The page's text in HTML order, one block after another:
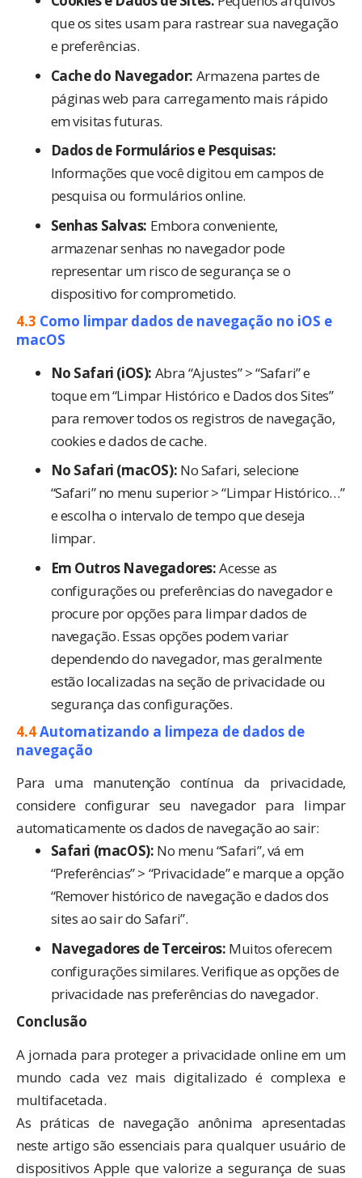
que os sites usam para rastrear sua navegação
e preferências.
Cache do Navegador: Armazena partes de
páginas web para carregamento mais rápido
em visitas futuras.
Dados de Formulários e Pesquisas:
Informações que você digitou em campos de
pesquisa ou formulários online.
Senhas Salvas: Embora conveniente,
armazenar senhas no navegador pode
representar um risco de segurança se o
dispositivo for comprometido.
4.3 Como limpar dados de navegação no iOS e
macOS
No Safari (iOS): Abra “Ajustes” > “Safari” e
toque em “Limpar Histórico e Dados dos Sites”
para remover todos os registros de navegação,
cookies e dados de cache.
No Safari (macOS): No Safari, selecione
“Safari” no menu superior > “Limpar Histórico…”
e escolha o intervalo de tempo que deseja
limpar.
Em Outros Navegadores:Acesse as
configurações ou preferências do navegador e
procure por opções para limpar dados de
navegação. Essas opções podem variar
dependendo do navegador, mas geralmente
estão localizadas na seção de privacidade ou
segurança das configurações.
4.4Automatizando a limpeza de dados de
navegação
Para uma manutenção contínua da privacidade,
considere configurar seu navegador para limpar
automaticamente os dados de navegação ao sair:
Safari (macOS): No menu “Safari”, vá em
“Preferências” > “Privacidade” e marque a opção
“Remover histórico de navegação e dados dos
sites ao sair do Safari”.
Navegadores de Terceiros: Muitos oferecem
configurações similares. Verifique as opções de
privacidade nas preferências do navegador.
Conclusão
A jornada para proteger a privacidade online em um
mundo cada vez mais digitalizado é complexa e
multifacetada.
As práticas de navegação anônima apresentadas
neste artigo são essenciais para qualquer usuário de
dispositivos Apple que valorize a segurança de suas